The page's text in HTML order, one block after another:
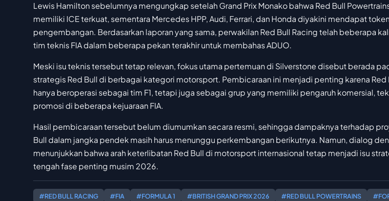
Lewis Hamilton sebelumnya mengungkap setelah Grand Prix Monako bahwa Red Bull
memiliki ICE terkuat, sementara Mercedes HPP, Audi, Ferrari, dan Honda diyakini mendapat
pengembangan. Berdasarkan laporan yang sama, perwakilan Red Bull Racing telah beberapa
tim teknis FIA dalam beberapa pekan terakhir untuk membahas ADUO.
Meski isu teknis tersebut tetap relevan, fokus utama pertemuan di Silverstone disebut berada
strategis Red Bull di berbagai kategori motorsport. Pembicaraan ini menjadi penting karena Red
hanya beroperasi sebagai tim F1, tetapi juga sebagai grup yang memiliki pengaruh komersial,
promosi di beberapa kejuaraan FIA.
Hasil pembicaraan tersebut belum diumumkan secara resmi, sehingga dampaknya terhadap
Bull dalam jangka pendek masih harus menunggu perkembangan berikutnya. Namun, dialog
menunjukkan bahwa arah keterlibatan Red Bull di motorsport internasional tetap menjadi isu
tengah fase penting musim 2026.
#RED BULL RACING #FIA #FORMULA 1 #BRITISH GRAND PRIX 2026 #RED BULL POWERTRAINS